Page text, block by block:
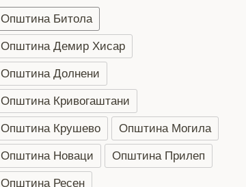
Општина Битола
Општина Демир Хисар
Општина Долнени
Општина Кривогаштани
Општина Крушево
Општина Могила
Општина Новаци
Општина Прилеп
Општина Ресен